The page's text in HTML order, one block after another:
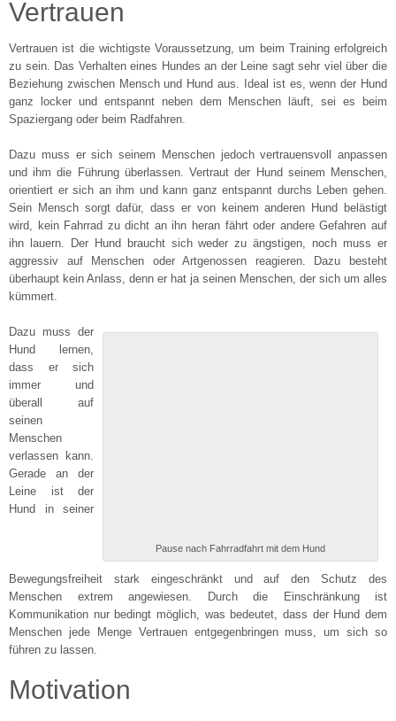
Vertrauen
Vertrauen ist die wichtigste Voraussetzung, um beim Training erfolgreich
zu sein. Das Verhalten eines Hundes an der Leine sagt sehr viel über die
Beziehung zwischen Mensch und Hund aus. Ideal ist es, wenn der Hund
ganz locker und entspannt neben dem Menschen läuft, sei es beim
Spaziergang oder beim Radfahren.
Dazu muss er sich seinem Menschen jedoch vertrauensvoll anpassen
und ihm die Führung überlassen. Vertraut der Hund seinem Menschen,
orientiert er sich an ihm und kann ganz entspannt durchs Leben gehen.
Sein Mensch sorgt dafür, dass er von keinem anderen Hund belästigt
wird, kein Fahrrad zu dicht an ihn heran fährt oder andere Gefahren auf
ihn lauern. Der Hund braucht sich weder zu ängstigen, noch muss er
aggressiv auf Menschen oder Artgenossen reagieren. Dazu besteht
überhaupt kein Anlass, denn er hat ja seinen Menschen, der sich um alles
kümmert.
Pause nach Fahrradfahrt mit dem Hund
Dazu muss der
Hund lernen,
dass er sich
immer und
überall auf
seinen
Menschen
verlassen kann.
Gerade an der
Leine ist der
Hund in seiner
Bewegungsfreiheit stark eingeschränkt und auf den Schutz des
Menschen extrem angewiesen. Durch die Einschränkung ist
Kommunikation nur bedingt möglich, was bedeutet, dass der Hund dem
Menschen jede Menge Vertrauen entgegenbringen muss, um sich so
führen zu lassen.
Motivation